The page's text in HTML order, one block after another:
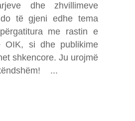
dhe zhvillimeve
do të gjeni edhe tema
me rastin e
OIK, si dhe publikime
shkencore. Ju urojmë